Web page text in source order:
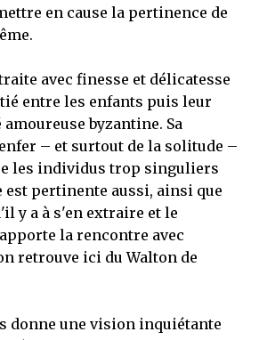
en cause la pertinence de
avec finesse et délicatesse
entre les enfants puis leur
byzantine. Sa
– et surtout de la solitude –
les individus trop singuliers
est pertinente aussi, ainsi que
y a à s'en extraire et le
la rencontre avec
retrouve ici du Walton de
donne une vision inquiétante